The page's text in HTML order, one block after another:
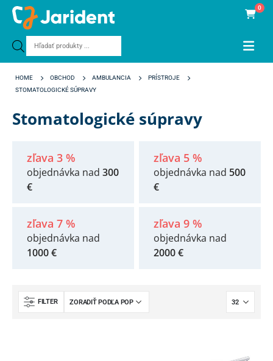
Products
0
HOME OBCHOD AMBULANCIA
PRÍSTROJE
STOMATOLOGICKÉ SÚPRAVY
Stomatologické súpravy
zľava 3 %
objednávka nad 300
€
zľava 5 %
objednávka nad 500
€
zľava 7 %
objednávka nad
1000 €
zľava 9 %
objednávka nad
2000 €
FILTER